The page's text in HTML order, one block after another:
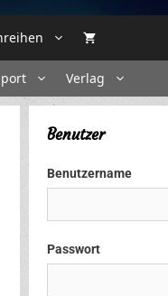
Verlag
Benutzer
Benutzername
Passwort